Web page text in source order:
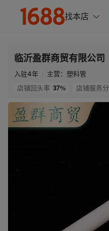
临沂盈群商贸有限公司
入驻4年 主营： 塑料管
店铺回头率 37% 店铺服务分